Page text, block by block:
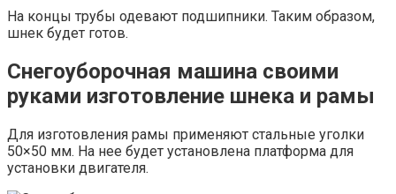
На концы трубы одевают подшипники. Таким образом,
шнек будет готов.
Снегоуборочная машина своими
руками изготовление шнека и рамы
Для изготовления рамы применяют стальные уголки
50×50 мм. На нее будет установлена платформа для
установки двигателя.